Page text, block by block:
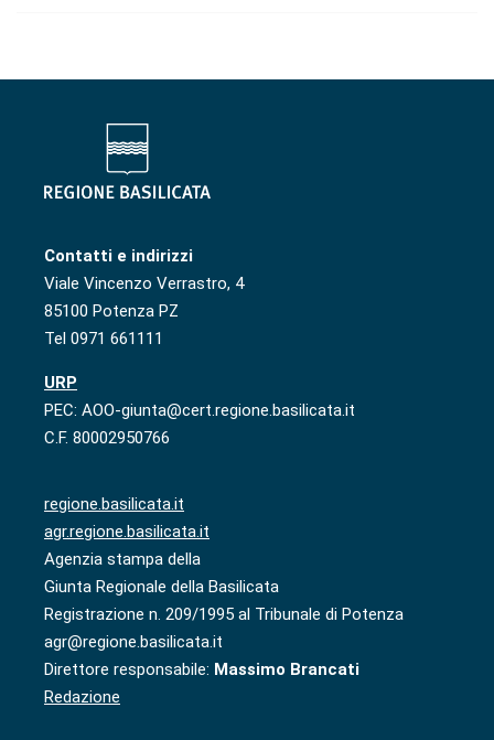
Contatti e indirizzi
Viale Vincenzo Verrastro, 4
85100 Potenza PZ
Tel 0971 661111
URP
PEC: AOO-giunta@cert.regione.basilicata.it
C.F. 80002950766
regione.basilicata.it
agr.regione.basilicata.it
Agenzia stampa della
Giunta Regionale della Basilicata
Registrazione n. 209/1995 al Tribunale di Potenza
agr@regione.basilicata.it
Direttore responsabile: Massimo Brancati
Redazione